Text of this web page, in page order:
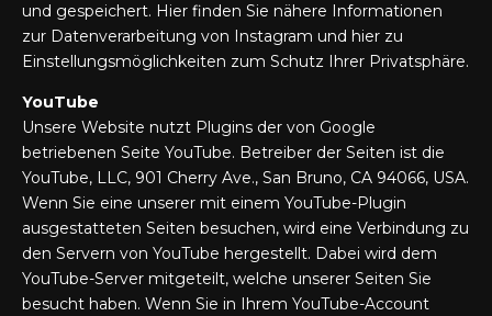
und gespeichert. Hier finden Sie nähere Informationen
zur Datenverarbeitung von Instagram und hier zu
Einstellungsmöglichkeiten zum Schutz Ihrer Privatsphäre.
YouTube
Unsere Website nutzt Plugins der von Google
betriebenen Seite YouTube. Betreiber der Seiten ist die
YouTube, LLC, 901 Cherry Ave., San Bruno, CA 94066, USA.
Wenn Sie eine unserer mit einem YouTube-Plugin
ausgestatteten Seiten besuchen, wird eine Verbindung zu
den Servern von YouTube hergestellt. Dabei wird dem
YouTube-Server mitgeteilt, welche unserer Seiten Sie
besucht haben. Wenn Sie in Ihrem YouTube-Account